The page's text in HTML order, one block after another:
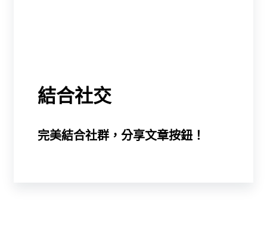
結合社交
完美結合社群，分享文章按鈕！